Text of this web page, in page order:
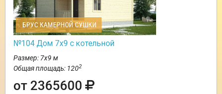
БРУС КАМЕРНОЙ СУШКИ
№104 Дом 7х9 с котельной
Размер: 7х9 м
Общая площадь: 1202
от 2365600